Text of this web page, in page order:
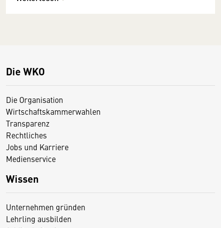
Die WKO
Die Organisation
Wirtschaftskammerwahlen
Transparenz
Rechtliches
Jobs und Karriere
Medienservice
Wissen
Unternehmen gründen
Lehrling ausbilden